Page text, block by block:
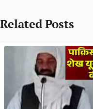
Related Posts